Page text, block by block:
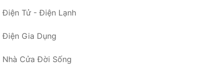
Điện Tử - Điện Lạnh
Điện Gia Dụng
Nhà Cửa Đời Sống